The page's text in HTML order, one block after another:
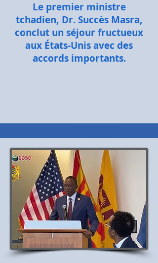
Le premier ministre
tchadien, Dr. Succès Masra,
conclut un séjour fructueux
aux États-Unis avec des
accords importants.